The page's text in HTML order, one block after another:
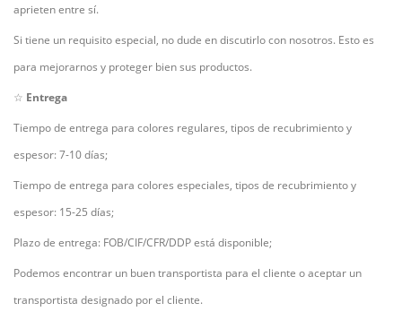
aprieten entre sí.
Si tiene un requisito especial, no dude en discutirlo con nosotros. Esto es
para mejorarnos y proteger bien sus productos.
☆ Entrega
Tiempo de entrega para colores regulares, tipos de recubrimiento y
espesor: 7-10 días;
Tiempo de entrega para colores especiales, tipos de recubrimiento y
espesor: 15-25 días;
Plazo de entrega: FOB/CIF/CFR/DDP está disponible;
Podemos encontrar un buen transportista para el cliente o aceptar un
transportista designado por el cliente.